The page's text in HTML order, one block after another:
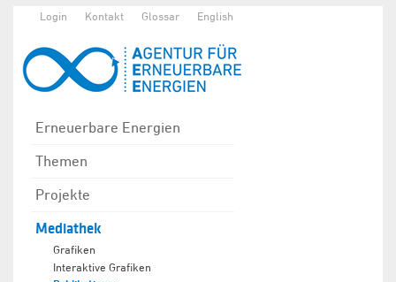
Login Kontakt Glossar English
Erneuerbare Energien
Themen
Projekte
Mediathek
Grafiken
Interaktive Grafiken